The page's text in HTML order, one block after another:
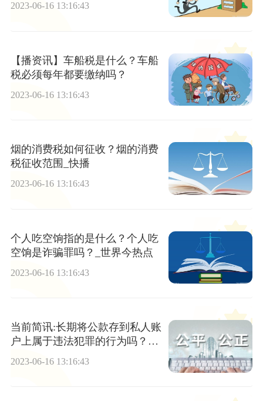
2023-06-16 13:16:43
【播资讯】车船税是什么？车船
税必须每年都要缴纳吗？
2023-06-16 13:16:43
烟的消费税如何征收？烟的消费
税征收范围_快播
2023-06-16 13:16:43
个人吃空饷指的是什么？个人吃
空饷是诈骗罪吗？_世界今热点
2023-06-16 13:16:43
当前简讯:长期将公款存到私人账
户上属于违法犯罪的行为吗？公
2023-06-16 13:16:43